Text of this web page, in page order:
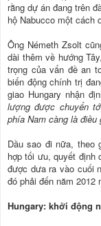
rằng dự án đang trên
hộ Nabucco một cách
Ông Németh Zsolt
dài thêm về hướng
trọng của vấn đề an
biến động chính trị
giao Hungary nhận
lượng được chuyển
phía Nam càng là điều
Dầu sao đi nữa, theo
hợp tối ưu, quyết định
được dưa ra vào cuối
đó phải đến năm
Hungary: khởi động